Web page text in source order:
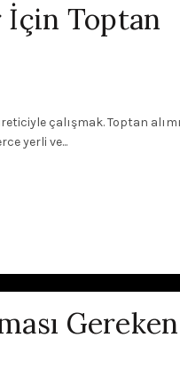
İçin Toptan
çalışmak. Toptan
yerli ve...